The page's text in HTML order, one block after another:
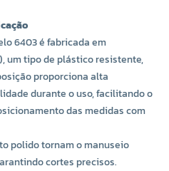
6403 é fabricada em
um tipo de plástico resistente,
proporciona alta
durante o uso, facilitando o
das medidas com
polido tornam o manuseio
cortes precisos.